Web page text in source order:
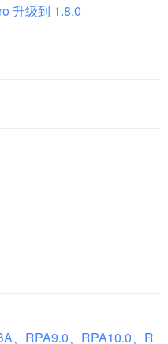
升级到 1.8.0
、RPA9.0、RPA10.0、R